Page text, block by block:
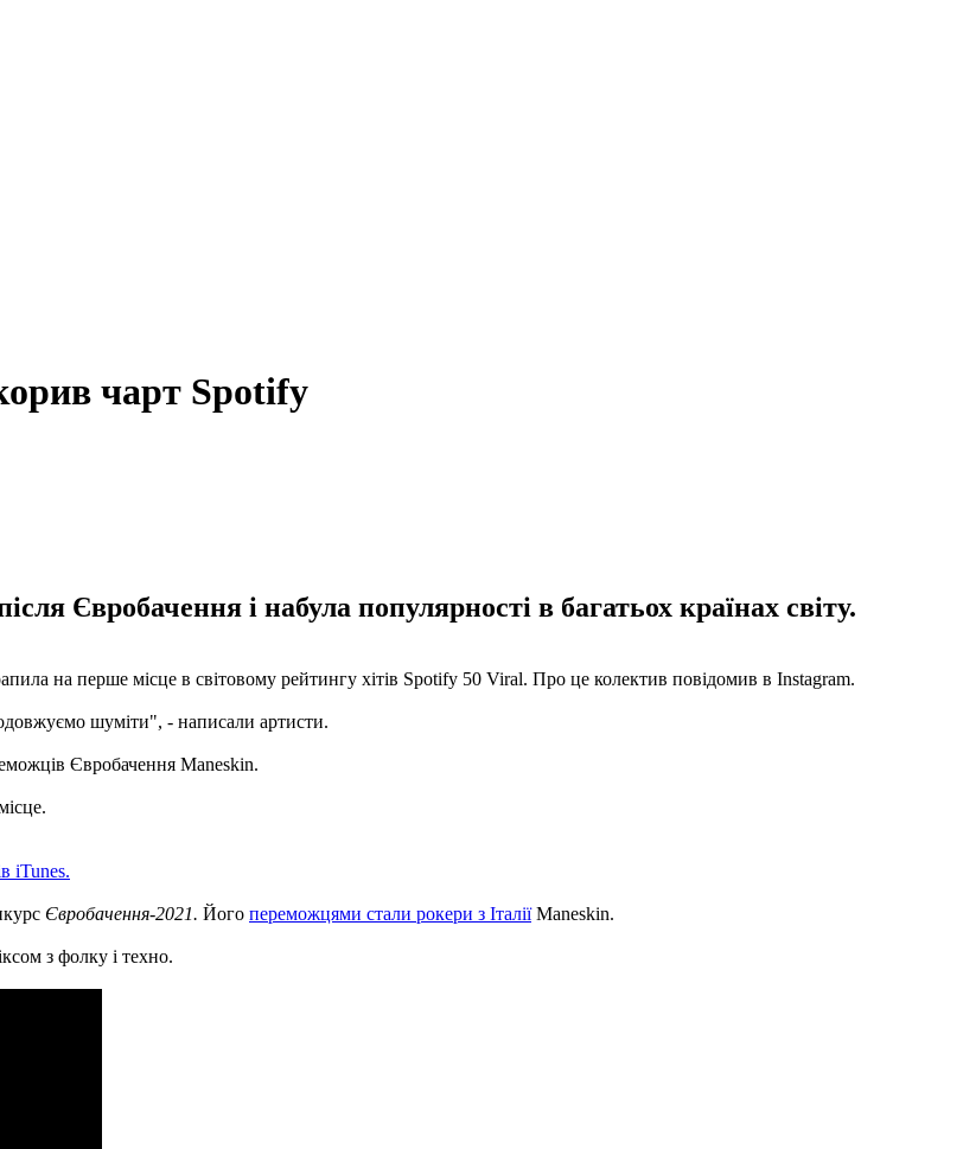
чарт Spotify
Євробачення і набула популярності в багатьох країнах світу.
на перше місце в світовому рейтингу хітів Spotify 50 Viral. Про це колектив повідомив в Instagram.
шуміти", - написали артисти.
Євробачення Maneskin.
iTunes.
Євробачення-2021. Його переможцями стали рокери з ІталіїMаneskin.
з фолку і техно.